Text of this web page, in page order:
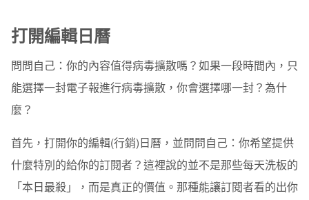
打開編輯日曆
問問自己：你的內容值得病毒擴散嗎？如果一段時間內，只
能選擇一封電子報進行病毒擴散，你會選擇哪一封？為什
麼？
首先，打開你的編輯(行銷)日曆，並問問自己：你希望提供
什麼特別的給你的訂閱者？這裡說的並不是那些每天洗板的
「本日最殺」，而是真正的價值。那種能讓訂閱者看的出你